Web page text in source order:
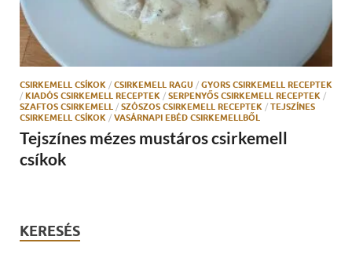
CSIRKEMELL CSÍKOK / CSIRKEMELL RAGU / GYORS CSIRKEMELL RECEPTEK
/ KIADÓS CSIRKEMELL RECEPTEK / SERPENYŐS CSIRKEMELL RECEPTEK /
SZAFTOS CSIRKEMELL / SZÓSZOS CSIRKEMELL RECEPTEK / TEJSZÍNES
CSIRKEMELL CSÍKOK / VASÁRNAPI EBÉD CSIRKEMELLBŐL
Tejszínes mézes mustáros csirkemell
csíkok
KERESÉS